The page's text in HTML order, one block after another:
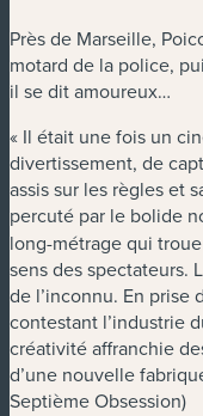
Près de Marseille,
motard de la police,
il se dit amoureux…
« Il était une fois un
divertissement, de
assis sur les règles et
percuté par le bolide
long-métrage qui
sens des spectateurs.
de l’inconnu. En prise
contestant l’industrie
créativité affranchie
d’une nouvelle
Septième Obsession)